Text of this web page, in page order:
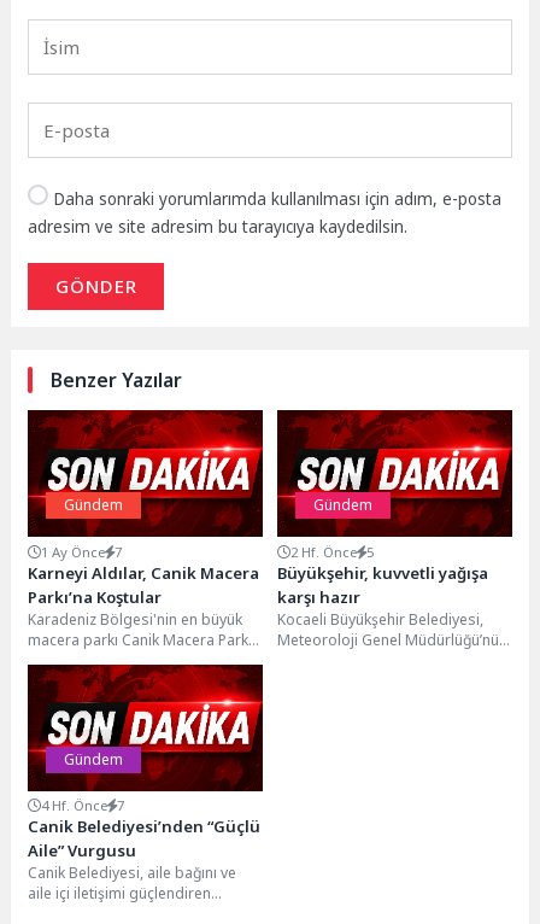
Daha sonraki yorumlarımda kullanılması için adım, e-posta
adresim ve site adresim bu tarayıcıya kaydedilsin.
GÖNDER
Benzer Yazılar
Gündem
1 Ay Önce 7
Karneyi Aldılar, Canik Macera
Parkı’na Koştular
Karadeniz Bölgesi'nin en büyük
macera parkı Canik Macera Parkı,
karne sevinci yaşayan çocukların
ve ailelerin...
Gündem
2 Hf. Önce 5
Büyükşehir, kuvvetli yağışa
karşı hazır
Kocaeli Büyükşehir Belediyesi,
Meteoroloji Genel Müdürlüğü’nün
Gündem
4 Hf. Önce 7
Canik Belediyesi’nden “Güçlü
Aile” Vurgusu
Canik Belediyesi, aile bağını ve
aile içi iletişimi güçlendiren